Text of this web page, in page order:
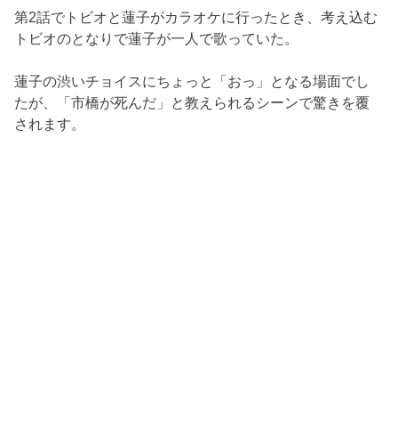
第2話でトビオと蓮子がカラオケに行ったとき、考え込む
トビオのとなりで蓮子が一人で歌っていた。
蓮子の渋いチョイスにちょっと「おっ」となる場面でし
たが、「市橋が死んだ」と教えられるシーンで驚きを覆
されます。